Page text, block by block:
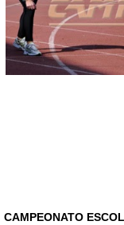
CAMPEONATO